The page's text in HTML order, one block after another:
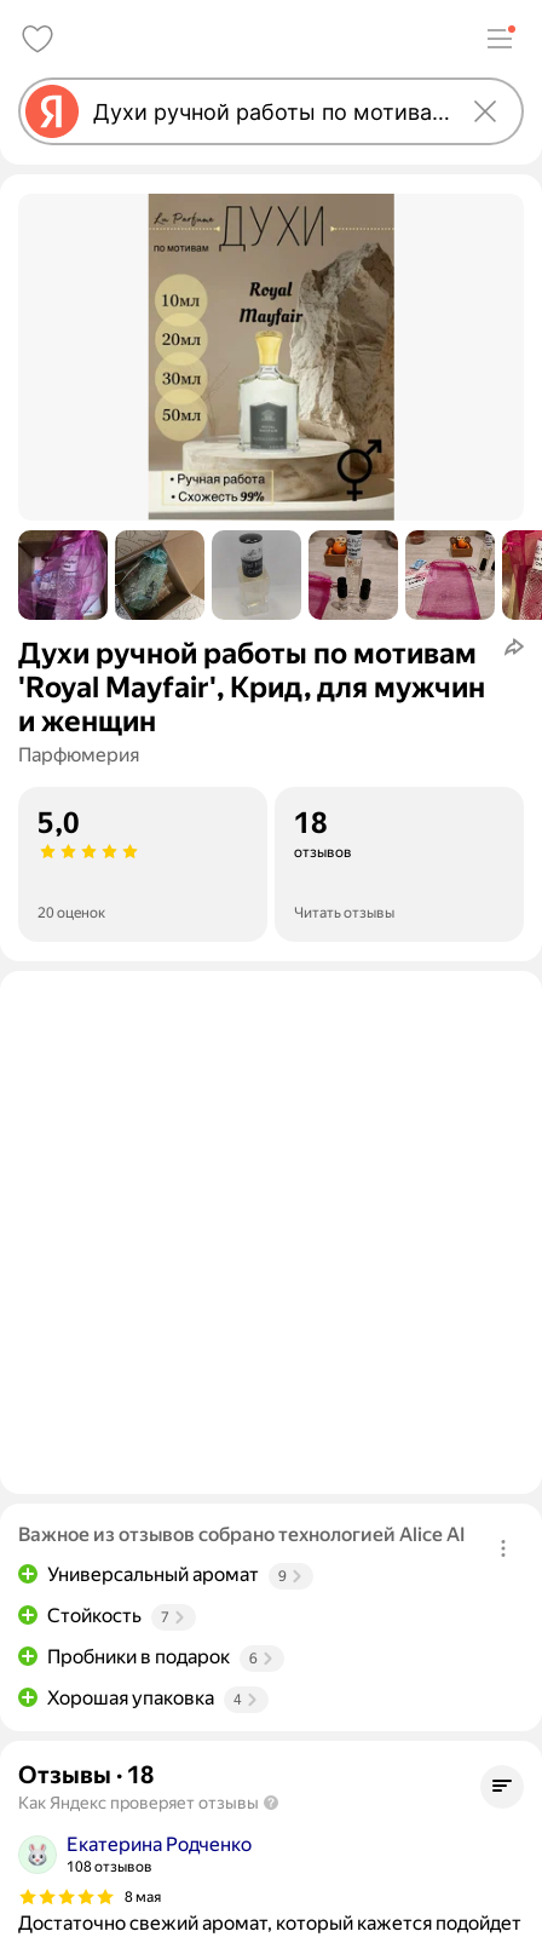
Духи ручной работы по мотивам
'Royal Mayfair', Крид, для мужчин
и женщин
Парфюмерия
5,0
20 оценок
18
отзывов
Читать отзывы
Важное из отзывов собрано технологией Alice AI
Универсальный аромат
9
Стойкость 7
Пробники в подарок 6
Хорошая упаковка 4
Отзывы · 18
Как Яндекс проверяет отзывы
Екатерина Родченко
108 отзывов
8 мая
Достаточно свежий аромат, который кажется подойдет